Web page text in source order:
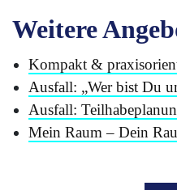
Weitere
Kompakt &
Ausfall: „Wer bist Du
Ausfall:
Mein Raum – Dein